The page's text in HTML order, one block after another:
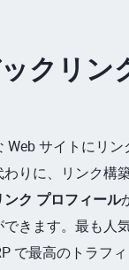
クリン
Web サイトにリ
りに、リンク構
ク プロフィール
きます。最も人
で最高のトラフ